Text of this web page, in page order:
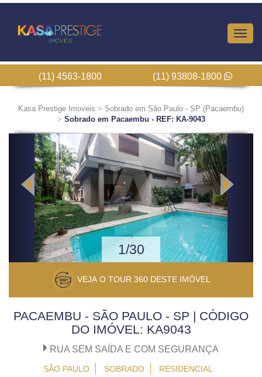
(11) 4563-1800 (11) 93808-1800
Kasa Prestige Imoveis > Sobrado em São Paulo - SP (Pacaembu)
> Sobrado em Pacaembu - REF: KA-9043
1/30
Previous
VEJA O TOUR 360 DESTE IMÓVEL
PACAEMBU - SÃO PAULO - SP | CÓDIGO
DO IMÓVEL: KA9043
RUA SEM SAÍDA E COM SEGURANÇA
SÃO PAULO SOBRADO RESIDENCIAL